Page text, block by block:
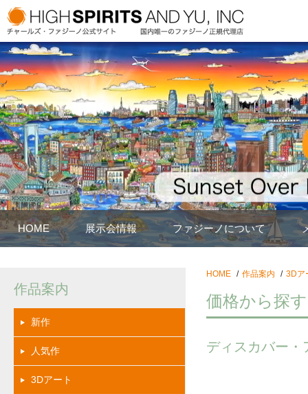
HOME 展示会情報 ファジーノについて
HOME 作品案内 3Dア
価格から探
ディスカバー・
作品案内
新作
人気作
3Dアート